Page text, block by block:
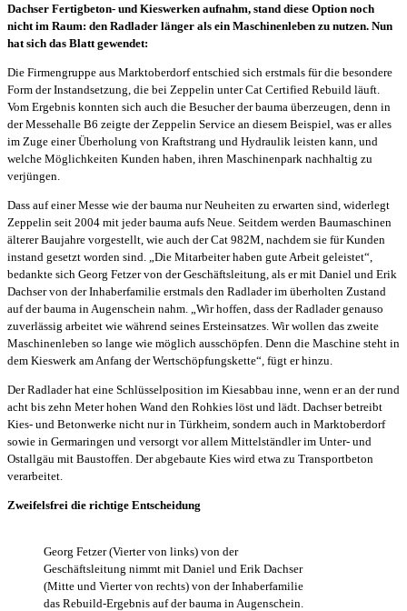
Dachser Fertigbeton- und Kieswerken aufnahm, stand diese Option noch
nicht im Raum: den Radlader länger als ein Maschinenleben zu nutzen. Nun
hat sich das Blatt gewendet:
Die Firmengruppe aus Marktoberdorf entschied sich erstmals für die besondere
Form der Instandsetzung, die bei Zeppelin unter Cat Certified Rebuild läuft.
Vom Ergebnis konnten sich auch die Besucher der bauma überzeugen, denn in
der Messehalle B6 zeigte der Zeppelin Service an diesem Beispiel, was er alles
im Zuge einer Überholung von Kraftstrang und Hydraulik leisten kann, und
welche Möglichkeiten Kunden haben, ihren Maschinenpark nachhaltig zu
verjüngen.
Dass auf einer Messe wie der bauma nur Neuheiten zu erwarten sind, widerlegt
Zeppelin seit 2004 mit jeder bauma aufs Neue. Seitdem werden Baumaschinen
älterer Baujahre vorgestellt, wie auch der Cat 982M, nachdem sie für Kunden
instand gesetzt worden sind. „Die Mitarbeiter haben gute Arbeit geleistet“,
bedankte sich Georg Fetzer von der Geschäftsleitung, als er mit Daniel und Erik
Dachser von der Inhaberfamilie erstmals den Radlader im überholten Zustand
auf der bauma in Augenschein nahm. „Wir hoffen, dass der Radlader genauso
zuverlässig arbeitet wie während seines Ersteinsatzes. Wir wollen das zweite
Maschinenleben so lange wie möglich ausschöpfen. Denn die Maschine steht in
dem Kieswerk am Anfang der Wertschöpfungskette“, fügt er hinzu.
Der Radlader hat eine Schlüsselposition im Kiesabbau inne, wenn er an der rund
acht bis zehn Meter hohen Wand den Rohkies löst und lädt. Dachser betreibt
Kies- und Betonwerke nicht nur in Türkheim, sondern auch in Marktoberdorf
sowie in Germaringen und versorgt vor allem Mittelständler im Unter- und
Ostallgäu mit Baustoffen. Der abgebaute Kies wird etwa zu Transportbeton
verarbeitet.
Zweifelsfrei die richtige Entscheidung
Georg Fetzer (Vierter von links) von der
Geschäftsleitung nimmt mit Daniel und Erik Dachser
(Mitte und Vierter von rechts) von der Inhaberfamilie
das Rebuild-Ergebnis auf der bauma in Augenschein.